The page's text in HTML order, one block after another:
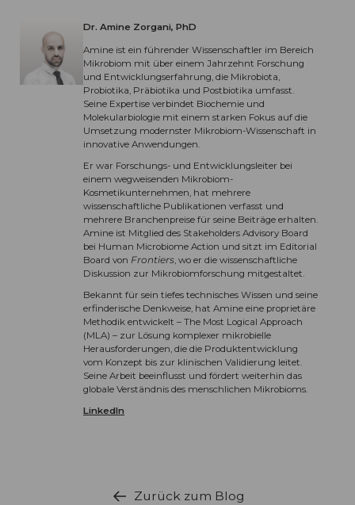
Dr. Amine Zorgani, PhD
Amine ist ein führender Wissenschaftler im Bereich
Mikrobiom mit über einem Jahrzehnt Forschung
und Entwicklungserfahrung, die Mikrobiota,
Probiotika, Präbiotika und Postbiotika umfasst.
Seine Expertise verbindet Biochemie und
Molekularbiologie mit einem starken Fokus auf die
Umsetzung modernster Mikrobiom-Wissenschaft in
innovative Anwendungen.
Er war Forschungs- und Entwicklungsleiter bei
einem wegweisenden Mikrobiom-
Kosmetikunternehmen, hat mehrere
wissenschaftliche Publikationen verfasst und
mehrere Branchenpreise für seine Beiträge erhalten.
Amine ist Mitglied des Stakeholders Advisory Board
bei Human Microbiome Action und sitzt im Editorial
Board von Frontiers, wo er die wissenschaftliche
Diskussion zur Mikrobiomforschung mitgestaltet.
Bekannt für sein tiefes technisches Wissen und seine
erfinderische Denkweise, hat Amine eine proprietäre
Methodik entwickelt – The Most Logical Approach
(MLA) – zur Lösung komplexer mikrobielle
Herausforderungen, die die Produktentwicklung
vom Konzept bis zur klinischen Validierung leitet.
Seine Arbeit beeinflusst und fördert weiterhin das
globale Verständnis des menschlichen Mikrobioms.
LinkedIn
Zurück zum Blog